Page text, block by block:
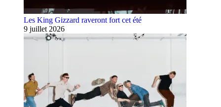
Les King Gizzard raveront fort cet été
9 juillet 2026